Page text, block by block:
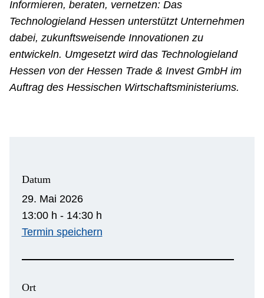
Informieren, beraten, vernetzen: Das
Technologieland Hessen unterstützt Unternehmen
dabei, zukunftsweisende Innovationen zu
entwickeln. Umgesetzt wird das Technologieland
Hessen von der Hessen Trade & Invest GmbH im
Auftrag des Hessischen Wirtschaftsministeriums.
Datum
29. Mai 2026
13:00 h - 14:30 h
Termin speichern
Ort